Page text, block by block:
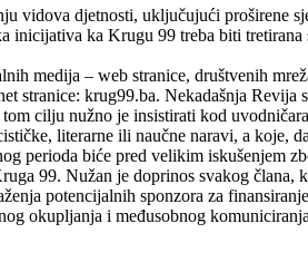
vidova djetnosti, uključujući proširene
ka Krugu 99 treba biti
medija – web stranice, društvenih
krug99.ba. Nekadašnja
cilju nužno je insistirati kod
literarne ili naučne naravi, a koje,
perioda biće pred velikim iskušenjem
99. Nužan je doprinos svakog
potencijalnih sponzora za
okupljanja i međusobnog